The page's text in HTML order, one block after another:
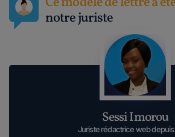
notre juriste
Sessi Imorou
Juriste rédactrice web